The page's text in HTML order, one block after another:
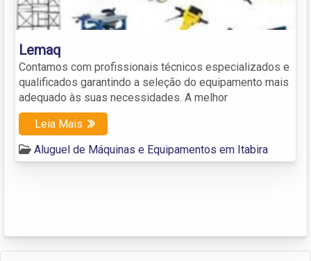
Lemaq
Contamos com profissionais técnicos especializados e
qualificados garantindo a seleção do equipamento mais
adequado às suas necessidades. A melhor
Leia Mais
Aluguel de Máquinas e Equipamentos em Itabira